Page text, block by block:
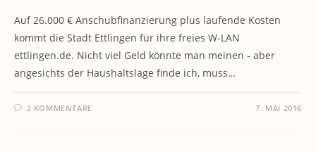
Auf 26.000 € Anschubfinanzierung plus laufende Kosten
kommt die Stadt Ettlingen für ihre freies W-LAN
ettlingen.de. Nicht viel Geld könnte man meinen - aber
angesichts der Haushaltslage finde ich, muss…
2 KOMMENTARE 7. MAI 2016